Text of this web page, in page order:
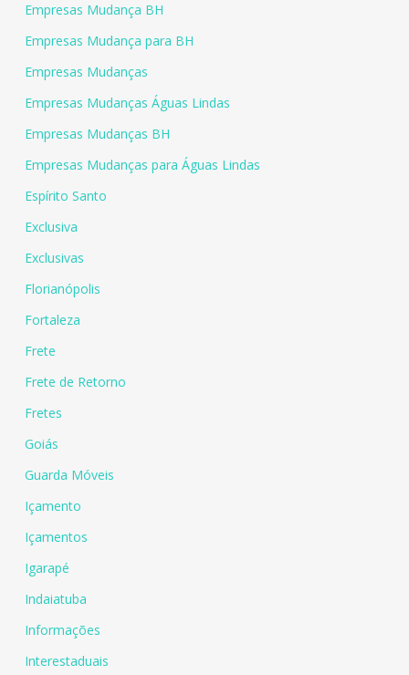
Empresas Mudança BH
Empresas Mudança para BH
Empresas Mudanças
Empresas Mudanças Águas Lindas
Empresas Mudanças BH
Empresas Mudanças para Águas Lindas
Espírito Santo
Exclusiva
Exclusivas
Florianópolis
Fortaleza
Frete
Frete de Retorno
Fretes
Goiás
Guarda Móveis
Içamento
Içamentos
Igarapé
Indaiatuba
Informações
Interestaduais